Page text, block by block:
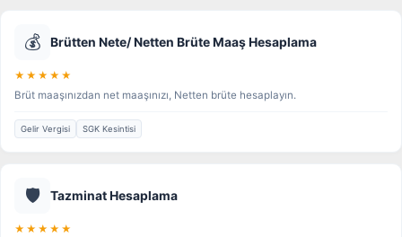
💰 Brütten Nete/ Netten Brüte Maaş Hesaplama
★★★★★
Brüt maaşınızdan net maaşınızı, Netten brüte hesaplayın.
Gelir Vergisi SGK Kesintisi
🛡️ Tazminat Hesaplama
★★★★★